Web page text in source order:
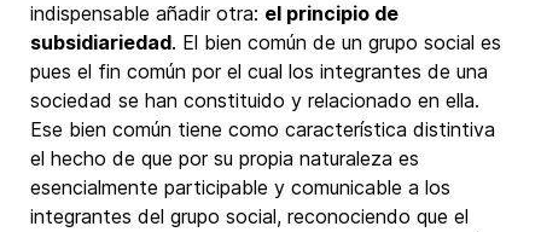
indispensable añadir otra: el principio de
subsidiariedad. El bien común de un grupo social es
pues el fin común por el cual los integrantes de una
sociedad se han constituido y relacionado en ella.
Ese bien común tiene como característica distintiva
el hecho de que por su propia naturaleza es
esencialmente participable y comunicable a los
integrantes del grupo social, reconociendo que el